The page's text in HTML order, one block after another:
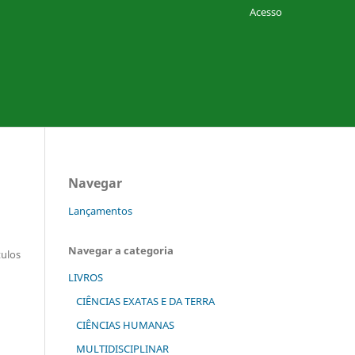
Acesso
Navegar
Lançamentos
Navegar a categoria
LIVROS
CIÊNCIAS EXATAS E DA TERRA
CIÊNCIAS HUMANAS
MULTIDISCIPLINAR